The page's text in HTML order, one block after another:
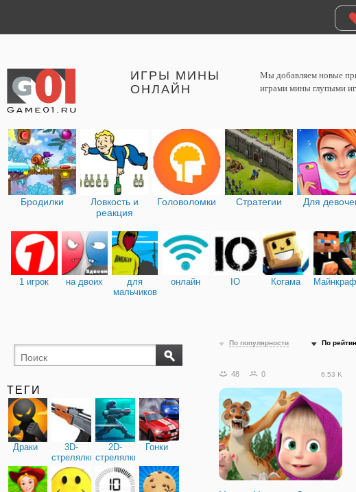
ИГРЫ МИНЫ
ОНЛАЙН
Мы добавляем новые
играми мины глупыми
Бродилки
Ловкость и
реакция
Головоломки Стратегии Для
1 игрок на двоих
для
мальчиков
онлайн IO Когама
ТЕГИ
Драки
3D-
стрелялки
2D-
стрелялки
Гонки
По популярности По
48 0 6.53 K